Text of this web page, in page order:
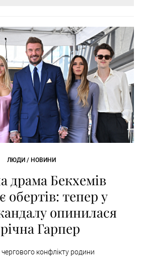
ЛЮДИ / НОВИНИ
драма Бекхемів
обертів: тепер у
опинилася
Гарпер
чергового конфлікту родини